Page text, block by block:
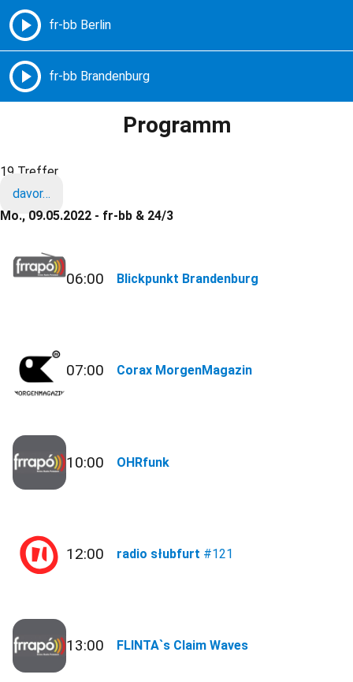
Freie Radios – Berlin Brandenburg
Programm
19 Treffer
davor…
Mo., 09.05.2022 - fr-bb & 24/3
06:00 Blickpunkt Brandenburg
07:00 Corax MorgenMagazin
10:00 OHRfunk
12:00 radio słubfurt #121
13:00 FLINTA`s Claim Waves